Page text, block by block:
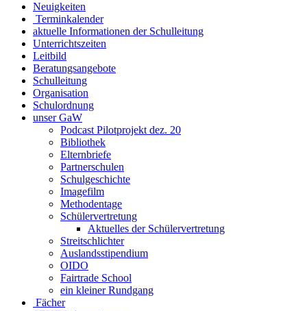
Neuigkeiten
Terminkalender
aktuelle Informationen der Schulleitung
Unterrichtszeiten
Leitbild
Beratungsangebote
Schulleitung
Organisation
Schulordnung
unser GaW
Podcast Pilotprojekt dez. 20
Bibliothek
Elternbriefe
Partnerschulen
Schulgeschichte
Imagefilm
Methodentage
Schülervertretung
Aktuelles der Schülervertretung
Streitschlichter
Auslandsstipendium
OIDO
Fairtrade School
ein kleiner Rundgang
Fächer